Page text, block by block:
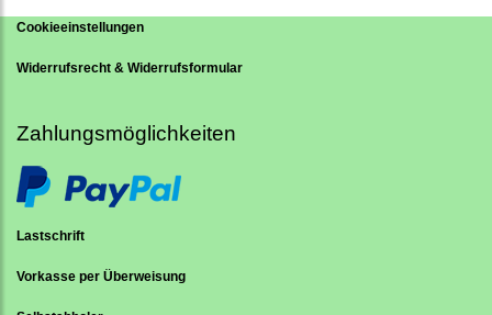
Cookieeinstellungen
Widerrufsrecht & Widerrufsformular
Zahlungsmöglichkeiten
Lastschrift
Vorkasse per Überweisung